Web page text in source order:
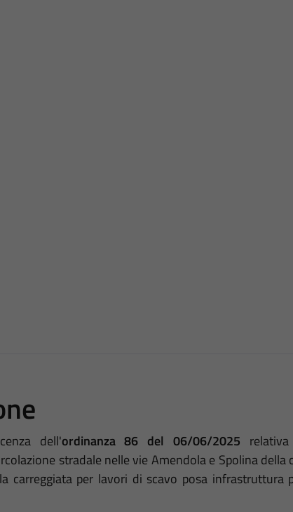
dell'ordinanza 86 del 06/06/2025
stradale nelle vie Amendola e Spolina della
carreggiata per lavori di scavo posa infrastruttura